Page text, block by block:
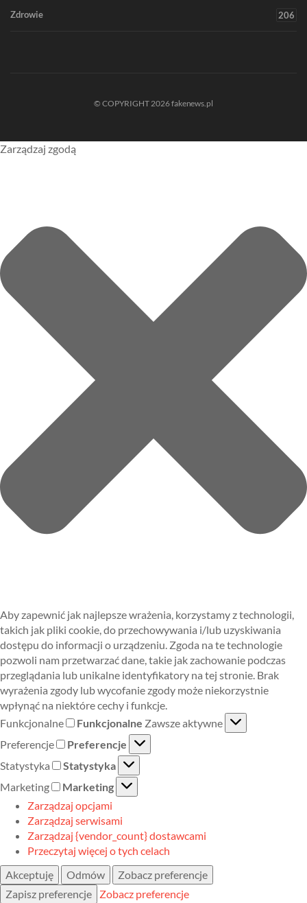
Zdrowie 206
© COPYRIGHT 2026 fakenews.pl
Zarządzaj zgodą
Aby zapewnić jak najlepsze wrażenia, korzystamy z technologii,
takich jak pliki cookie, do przechowywania i/lub uzyskiwania
dostępu do informacji o urządzeniu. Zgoda na te technologie
pozwoli nam przetwarzać dane, takie jak zachowanie podczas
przeglądania lub unikalne identyfikatory na tej stronie. Brak
wyrażenia zgody lub wycofanie zgody może niekorzystnie
wpłynąć na niektóre cechy i funkcje.
Funkcjonalne
Funkcjonalne Zawsze aktywne
Preferencje
Preferencje
Statystyka
Statystyka
Marketing
Marketing
Zarządzaj opcjami
Zarządzaj serwisami
Zarządzaj {vendor_count} dostawcami
Przeczytaj więcej o tych celach
Akceptuję
Odmów
Zobacz preferencje
Zapisz preferencje
Zobacz preferencje